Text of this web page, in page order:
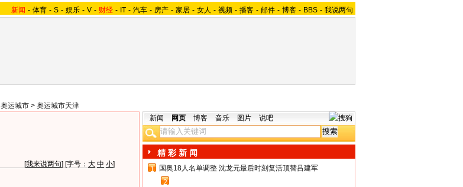
新闻 - 体育 - S - 娱乐 - V - 财经 - IT - 汽车 - 房产 - 家居 - 女人 - 视频 - 播客 - 邮件 - 博客 - BBS - 我说两句
奥运城市 > 奥运城市天津
[我来说两句] [字号： 大 中 小]
新闻 网页 博客 音乐 图片 说吧
精 彩 新 闻
1
国奥18人名单调整 沈龙元最后时刻复活顶替吕建军
2